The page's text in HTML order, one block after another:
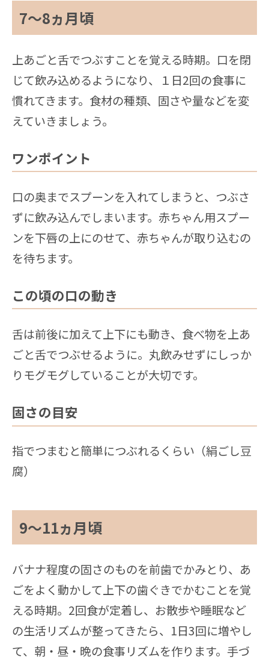
7〜8ヵ月頃
上あごと舌でつぶすことを覚える時期。口を閉
じて飲み込めるようになり、１日2回の食事に
慣れてきます。食材の種類、固さや量などを変
えていきましょう。
ワンポイント
口の奥までスプーンを入れてしまうと、つぶさ
ずに飲み込んでしまいます。赤ちゃん用スプー
ンを下唇の上にのせて、赤ちゃんが取り込むの
を待ちます。
この頃の口の動き
舌は前後に加えて上下にも動き、食べ物を上あ
ごと舌でつぶせるように。丸飲みせずにしっか
りモグモグしていることが大切です。
固さの目安
指でつまむと簡単につぶれるくらい（絹ごし豆
腐）
9～11ヵ月頃
バナナ程度の固さのものを前歯でかみとり、あ
ごをよく動かして上下の歯ぐきでかむことを覚
える時期。2回食が定着し、お散歩や睡眠など
の生活リズムが整ってきたら、1日3回に増やし
て、朝・昼・晩の食事リズムを作ります。手づ